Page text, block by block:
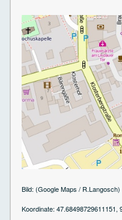
Bild: (Google Maps / R.Langosch)
Koordinate: 47.68498729611151,